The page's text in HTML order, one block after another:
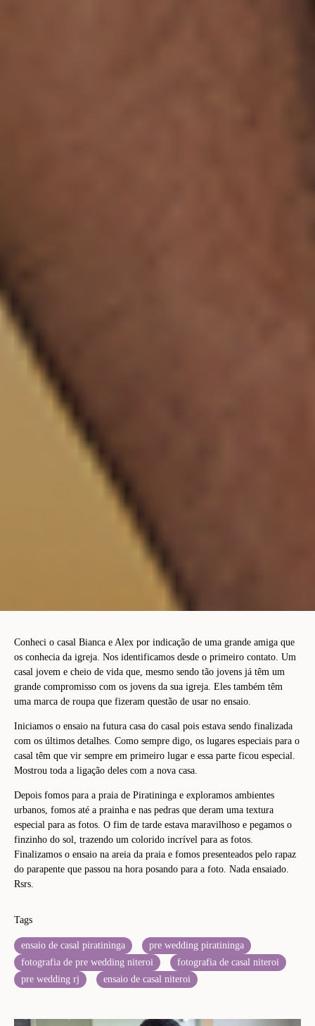
Conheci o casal Bianca e Alex por indicação de uma grande amiga que
os conhecia da igreja. Nos identificamos desde o primeiro contato. Um
casal jovem e cheio de vida que, mesmo sendo tão jovens já têm um
grande compromisso com os jovens da sua igreja. Eles também têm
uma marca de roupa que fizeram questão de usar no ensaio.
Iniciamos o ensaio na futura casa do casal pois estava sendo finalizada
com os últimos detalhes. Como sempre digo, os lugares especiais para o
casal têm que vir sempre em primeiro lugar e essa parte ficou especial.
Mostrou toda a ligação deles com a nova casa.
Depois fomos para a praia de Piratininga e exploramos ambientes
urbanos, fomos até a prainha e nas pedras que deram uma textura
especial para as fotos. O fim de tarde estava maravilhoso e pegamos o
finzinho do sol, trazendo um colorido incrível para as fotos.
Finalizamos o ensaio na areia da praia e fomos presenteados pelo rapaz
do parapente que passou na hora posando para a foto. Nada ensaiado.
Rsrs.
Tags
ensaio de casal piratininga
pre wedding piratininga
fotografia de pre wedding niteroi
fotografia de casal niteroi
pre wedding rj
ensaio de casal niteroi